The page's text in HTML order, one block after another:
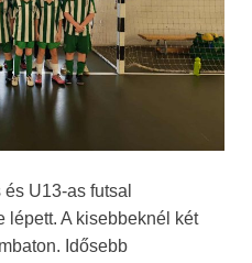
U13-as futsal
lépett. A kisebbeknél két
Idősebb